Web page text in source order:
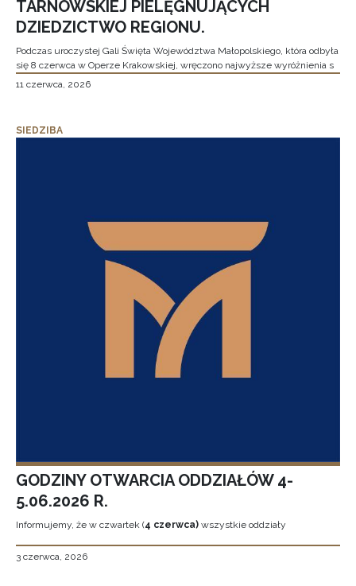
TARNOWSKIEJ PIELĘGNUJĄCYCH
DZIEDZICTWO REGIONU.
Podczas uroczystej Gali Święta Województwa Małopolskiego, która odbyła
się 8 czerwca w Operze Krakowskiej, wręczono najwyższe wyróżnienia s
11 czerwca, 2026
SIEDZIBA
GODZINY OTWARCIA ODDZIAŁÓW 4-
5.06.2026 R.
Informujemy, że w czwartek (4 czerwca) wszystkie oddziały
3 czerwca, 2026